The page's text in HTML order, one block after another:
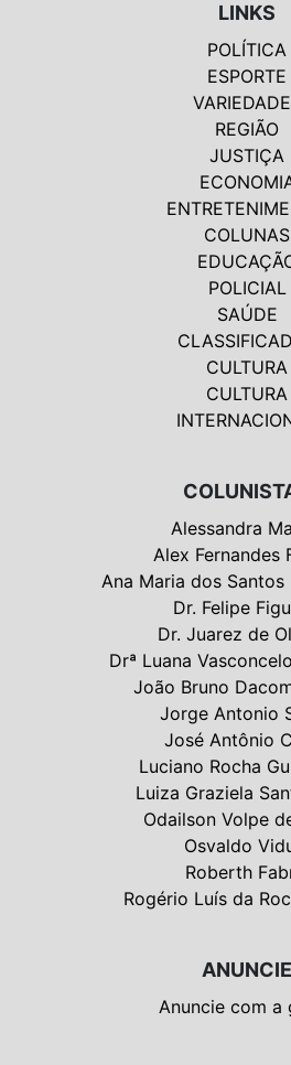
LINKS
POLÍTICA
ESPORTE
REGIÃO
JUSTIÇA
COLUNAS
POLICIAL
SAÚDE
CULTURA
CULTURA
Alessandra
Alex Fernandes
Ana Maria dos Santos
Dr. Felipe
Dr. Juarez de
Drª Luana
João Bruno
Jorge Antonio
José Antônio
Luciano Rocha
Luiza Graziela
Odailson Volpe
Osvaldo
Roberth
Rogério Luís da
ANUNCIE
Anuncie com a